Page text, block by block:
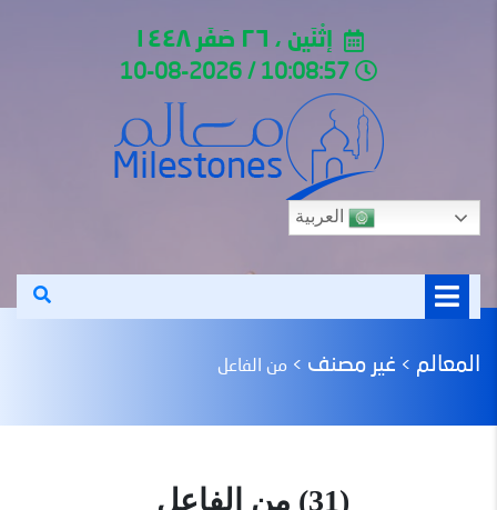
إثْنَين ، ٢٦ صَفَر ١٤٤٨
العربية
المعالم > غير مصنف > من الفاعل
(31) من الفاعل